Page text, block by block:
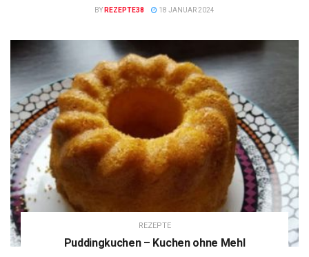
BY REZEPTE38 18 JANUAR 2024
REZEPTE
Puddingkuchen – Kuchen ohne Mehl